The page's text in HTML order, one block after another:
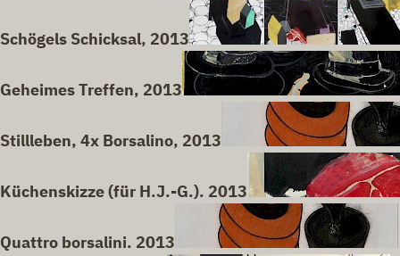
Schögels Schicksal, 2013
Geheimes Treffen, 2013
Stillleben, 4x Borsalino, 2013
Küchenskizze (für H.J.-G.). 2013
Quattro borsalini. 2013